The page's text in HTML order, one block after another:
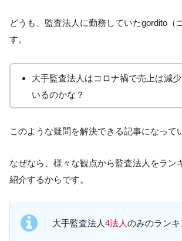
どうも、監査法人に勤務していたgordito（
す。
大手監査法人はコロナ禍で売上は減
いるのかな？
このような疑問を解決できる記事になって
なぜなら、様々な観点から監査法人をラン
紹介するからです。
大手監査法人4法人のみのランキ